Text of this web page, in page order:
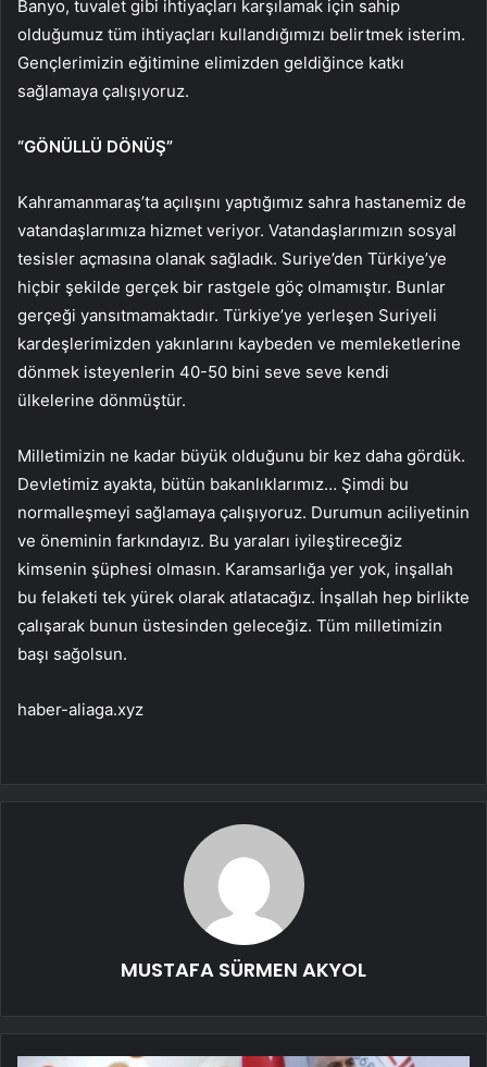
Banyo, tuvalet gibi ihtiyaçları karşılamak için sahip
olduğumuz tüm ihtiyaçları kullandığımızı belirtmek isterim.
Gençlerimizin eğitimine elimizden geldiğince katkı
sağlamaya çalışıyoruz.
“GÖNÜLLÜ DÖNÜŞ”
Kahramanmaraş’ta açılışını yaptığımız sahra hastanemiz de
vatandaşlarımıza hizmet veriyor. Vatandaşlarımızın sosyal
tesisler açmasına olanak sağladık. Suriye’den Türkiye’ye
hiçbir şekilde gerçek bir rastgele göç olmamıştır. Bunlar
gerçeği yansıtmamaktadır. Türkiye’ye yerleşen Suriyeli
kardeşlerimizden yakınlarını kaybeden ve memleketlerine
dönmek isteyenlerin 40-50 bini seve seve kendi
ülkelerine dönmüştür.
Milletimizin ne kadar büyük olduğunu bir kez daha gördük.
Devletimiz ayakta, bütün bakanlıklarımız… Şimdi bu
normalleşmeyi sağlamaya çalışıyoruz. Durumun aciliyetinin
ve öneminin farkındayız. Bu yaraları iyileştireceğiz
kimsenin şüphesi olmasın. Karamsarlığa yer yok, inşallah
bu felaketi tek yürek olarak atlatacağız. İnşallah hep birlikte
çalışarak bunun üstesinden geleceğiz. Tüm milletimizin
başı sağolsun.
haber-aliaga.xyz
MUSTAFA SÜRMEN AKYOL